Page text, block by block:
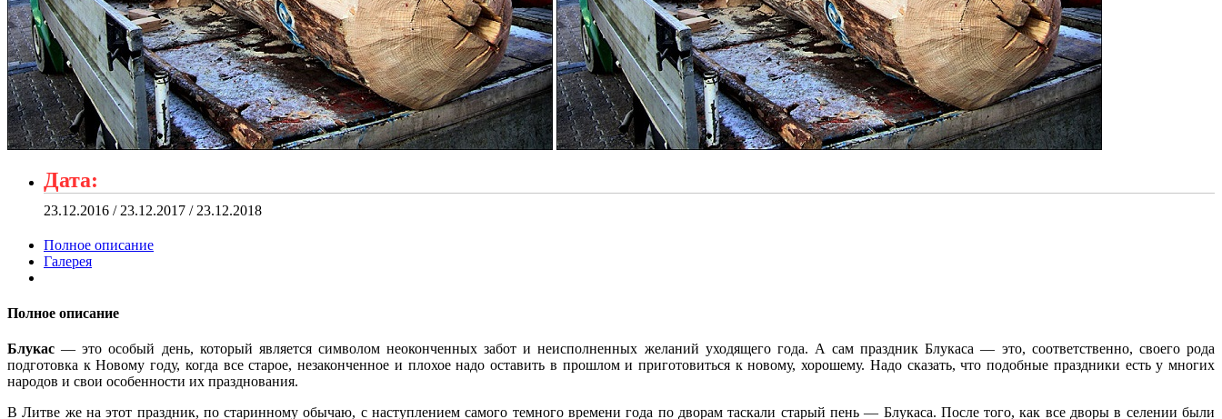
Дата:
23.12.2016 / 23.12.2017 / 23.12.2018
Полное описание
Галерея
Полное описание
Блукас — это особый день, который является символом неоконченных забот и неисполненных желаний уходящего года. А сам праздник Блукаса — это, соответственно, своего рода
подготовка к Новому году, когда все старое, незаконченное и плохое надо оставить в прошлом и приготовиться к новому, хорошему. Надо сказать, что подобные праздники есть у многих
народов и свои особенности их празднования.
В Литве же на этот праздник, по старинному обычаю, с наступлением самого темного времени года по дворам таскали старый пень — Блукаса. После того, как все дворы в селении были